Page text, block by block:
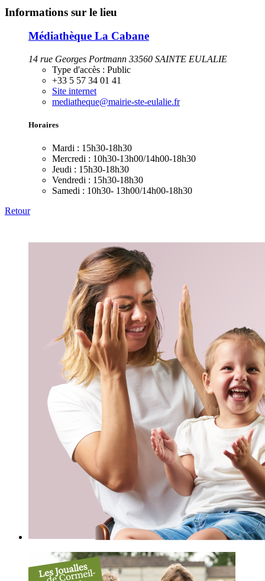
Informations sur le lieu
Médiathèque La Cabane
14 rue Georges Portmann 33560 SAINTE EULALIE
Type d'accès : Public
+33 5 57 34 01 41
Site internet
mediatheque@mairie-ste-eulalie.fr
Horaires
Mardi : 15h30-18h30
Mercredi : 10h30-13h00/14h00-18h30
Jeudi : 15h30-18h30
Vendredi : 15h30-18h30
Samedi : 10h30- 13h00/14h00-18h30
Retour